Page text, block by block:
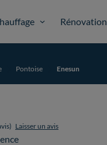
Rénovation
Pontoise Enesun
Laisser un avis